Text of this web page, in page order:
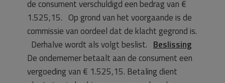
de consument verschuldigd een bedrag van €
1.525,15. Op grond van het voorgaande is de
commissie van oordeel dat de klacht gegrond is.
Derhalve wordt als volgt beslist. Beslissing
De ondernemer betaalt aan de consument een
vergoeding van € 1.525,15. Betaling dient